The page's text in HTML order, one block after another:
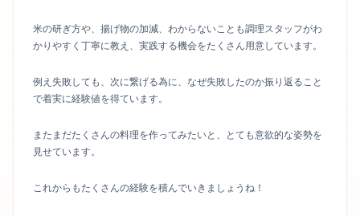
米の研ぎ方や、揚げ物の加減、わからないことも調理スタッフがわ
かりやすく丁寧に教え、実践する機会をたくさん用意しています。
例え失敗しても、次に繋げる為に、なぜ失敗したのか振り返ること
で着実に経験値を得ています。
またまだたくさんの料理を作ってみたいと、とても意欲的な姿勢を
見せています。
これからもたくさんの経験を積んでいきましょうね！